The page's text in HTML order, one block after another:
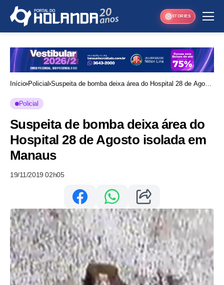
STORIES
Início Policial Suspeita de bomba deixa área do Hospital 28 de Agosto
Policial
Suspeita de bomba deixa área do
Hospital 28 de Agosto isolada em
Manaus
19/11/2019 02h05